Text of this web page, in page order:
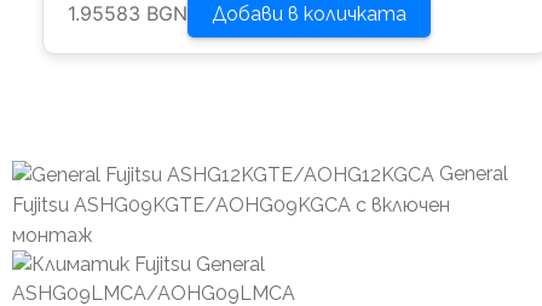
1.95583 BGN
Добави в количката
General
Fujitsu ASHG09KGTE/AOHG09KGCA с включен
монтаж